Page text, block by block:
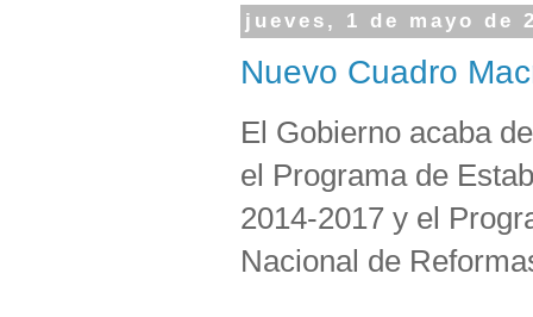
jueves, 1 de mayo de
Nuevo Cuadro
El Gobierno acaba
el Programa de
2014-2017 y el
Nacional de